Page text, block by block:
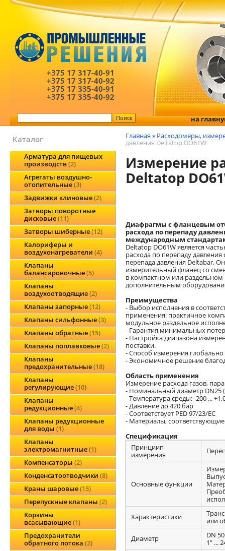
+375 17 317-40-91
+375 17 317-40-92
+375 17 335-40-91
+375 17 335-40-92
на
Каталог
Арматура для пищевых
производств 2
Агрегаты воздушно-
отопительные 3
Задвижки клиновые 2
Затворы поворотные
дисковые 11
Затворы шиберные 12
Калориферы и
воздухонагреватели 4
Клапаны
балансировочные 5
Клапаны
воздухоотводящие 2
Клапаны запорные 12
Клапаны сильфонные 3
Клапаны обратные 15
Клапаны поплавковые 2
Клапаны
предохранительные 18
Клапаны
регулирующие 10
Клапаны
редукционные 4
Клапаны редукционные
для воды 1
Клапаны
электромагнитные 1
Компенсаторы 2
Конденсатоотводчики 8
Краны шаровые 15
Перепускные клапаны 2
Корзины
всасывающие 1
Предохранители
обратного потока 2
Главная » Расходомеры,
давления Deltatop DO61W
Измерение
Deltatop
Диафрагмы с фланцевым
расхода по перепаду
международным
Deltatop DO61W является
расхода по перепаду
перепада давления Deltabar.
измерительный фланец со
в компактном или раздельном
дополнительным
Преимущества
- Выбор исполнения в
применения: практичное
модульное раздельное
- Гарантия минимальных
- Настройка диапазона
поставки.
- Способ измерения глобально
- Экономичное решение
Область применения
Измерение расхода газов,
- Номинальный диаметр DN25
- Температура среды: -200 ...
- Давление до 420 бар
- Соответствует PED 97/23/EC
- Материалы,
Спецификация
Принциип
измерения
Основные функции
Характеристики
или
Диаметр
DN
1" ...